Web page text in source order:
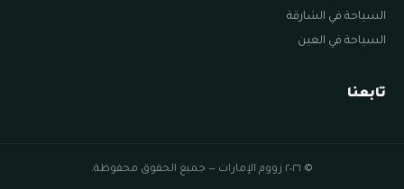
السياحة في الشارقة
السياحة في العين
تابعنا
© ٢٠٢٦ زووم الإمارات — جميع الحقوق محفوظة.